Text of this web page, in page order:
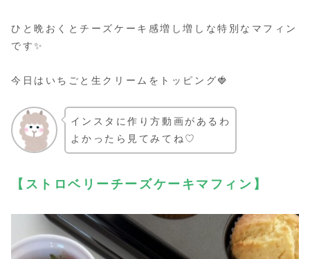
ひと晩おくとチーズケーキ感増し増しな特別なマフィン
です✨
今日はいちごと生クリームをトッピング🍓
インスタに作り方動画があるわ
よかったら見てみてね♡
【 ストロベリー チーズケーキマフィン】